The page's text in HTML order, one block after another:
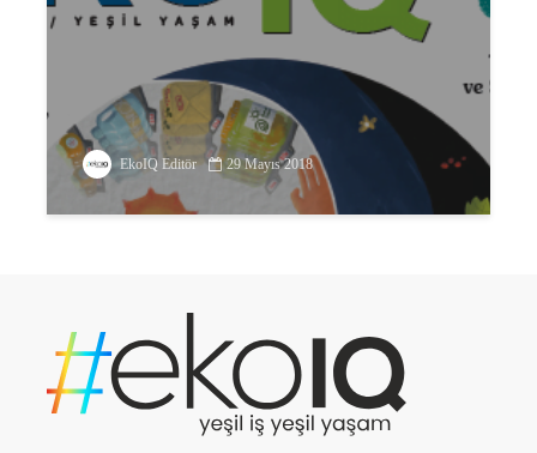
EkoIQ Editör 29 Mayıs 2018